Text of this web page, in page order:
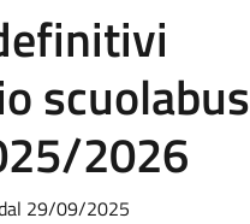
scuolabus
2026
29/09/2025